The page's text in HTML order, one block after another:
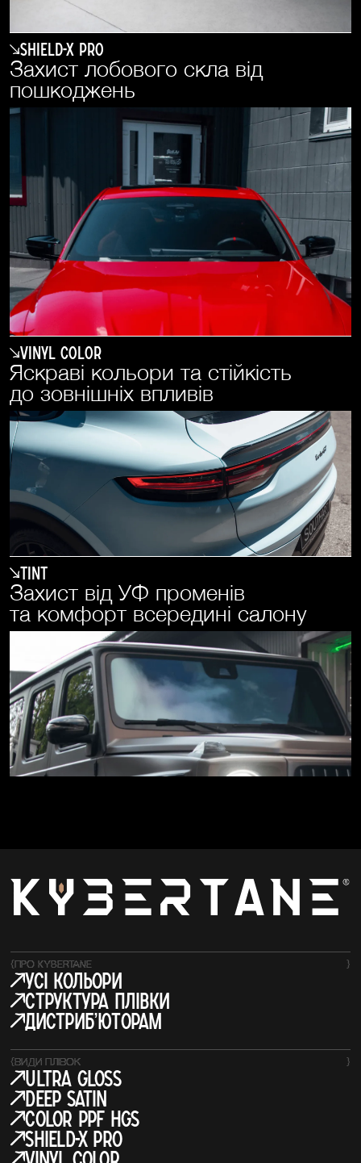
SHIELD-X PRO
Захист лобового скла від
пошкоджень
Vinyl Color
Яскраві кольори та стійкість
до зовнішніх впливів
Tint
Захист від УФ променів
та комфорт всередині салону
{ ПРО KYBERTANE }
усі кольори
структура плівки
Дистрибʼюторам
{ВИДИ ПЛІВОК }
Ultra Gloss
Deep Satin
COLOR PPF HGS
SHIELD-X PRO